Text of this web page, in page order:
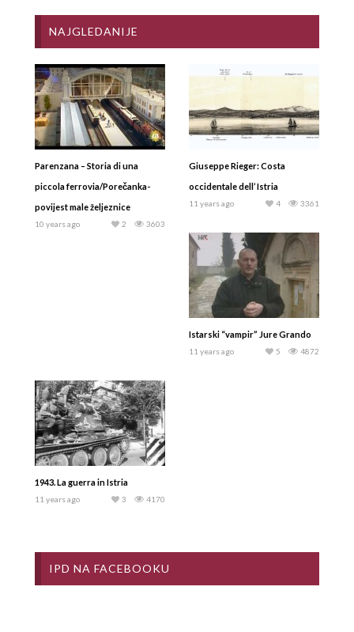
NAJGLEDANIJE
Parenzana – Storia di una
piccola ferrovia/Porečanka-
povijest male željeznice
10 years ago 3603
2
Giuseppe Rieger: Costa
occidentale dell’ Istria
11 years ago 3361
4
Istarski “vampir” Jure Grando
11 years ago 4872
5
1943. La guerra in Istria
11 years ago 4170
3
IPD NA FACEBOOKU